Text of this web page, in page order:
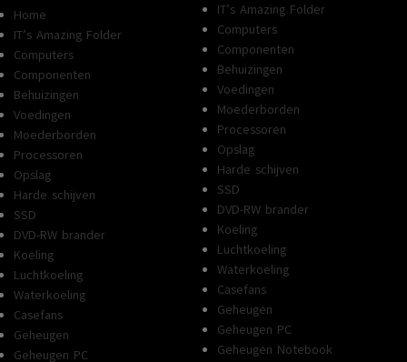
Home
IT’s Amazing Folder
Computers
Componenten
Behuizingen
Voedingen
Moederborden
Processoren
Opslag
Harde schijven
SSD
DVD-RW brander
Koeling
Luchtkoeling
Waterkoeling
Casefans
Geheugen
Geheugen PC
IT’s Amazing Folder
Computers
Componenten
Behuizingen
Voedingen
Moederborden
Processoren
Opslag
Harde schijven
SSD
DVD-RW brander
Koeling
Luchtkoeling
Waterkoeling
Casefans
Geheugen
Geheugen PC
Geheugen Notebook